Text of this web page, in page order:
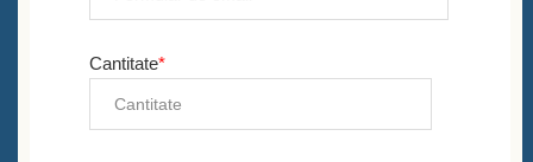
Cantitate*